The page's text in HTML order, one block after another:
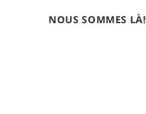
NOUS SOMMES LÀ!